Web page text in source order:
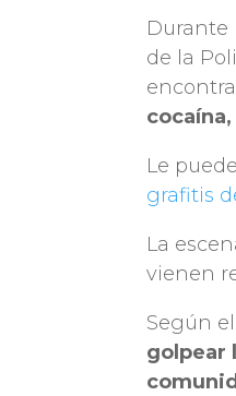
Durante
de la
Le
grafitis
La
vienen
Según
golpear